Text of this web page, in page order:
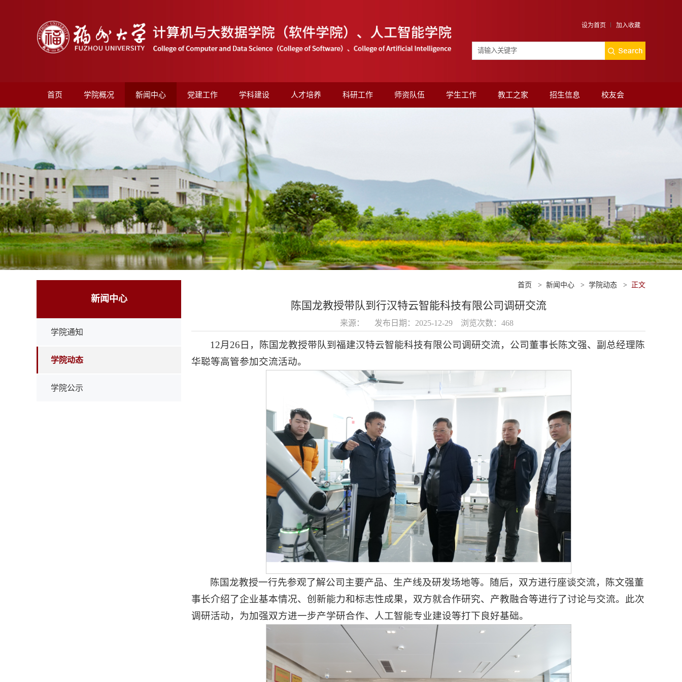
设为首页 加入收藏
首页 学院概况 新闻中心 党建工作 学科建设 人才培养 科研工作 师资队伍 学生工作 教工之家 招生信息 校友会
新闻中心
学院通知
学院动态
学院公示
首页 > 新闻中心 > 学院动态 > 正文
陈国龙教授带队到行汉特云智能科技有限公司调研交流
来源： 发布日期：2025-12-29 浏览次数： 468
12月26日，陈国龙教授带队到福建汉特云智能科技有限公司调研交流，公司董事长陈文强、副总经理陈
华聪等高管参加交流活动。
陈国龙教授一行先参观了解公司主要产品、生产线及研发场地等。随后，双方进行座谈交流，陈文强董
事长介绍了企业基本情况、创新能力和标志性成果，双方就合作研究、产教融合等进行了讨论与交流。此次
调研活动，为加强双方进一步产学研合作、人工智能专业建设等打下良好基础。